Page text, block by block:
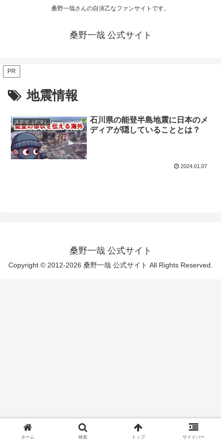
桑野一哉さんの自演乙なファンサイトです。
桑野一哉 公式サイト
PR
地震情報
ステマ（デマ）
石川県の能登半島地震に日本のメ
ディアが隠していることとは？
2024.01.07
桑野一哉 公式サイト
Copyright © 2012-2026 桑野一哉 公式サイト All Rights Reserved.
ホーム 検索 トップ サイドバー